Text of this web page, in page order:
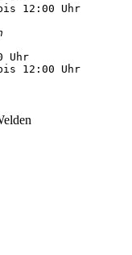
bis 12:00 Uhr